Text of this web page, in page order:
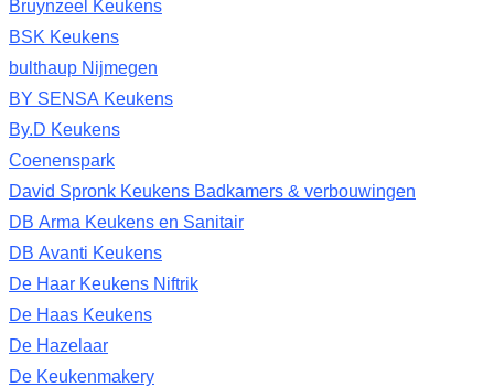
Bruynzeel Keukens
BSK Keukens
bulthaup Nijmegen
BY SENSA Keukens
By.D Keukens
Coenenspark
David Spronk Keukens Badkamers & verbouwingen
DB Arma Keukens en Sanitair
DB Avanti Keukens
De Haar Keukens Niftrik
De Haas Keukens
De Hazelaar
De Keukenmakery